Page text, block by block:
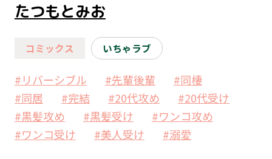
たつもとみお
コミックス いちゃラブ
#リバーシブル #先輩後輩
#同棲
#同居
#完結 #20代攻め
#20代受け
#黒髪攻め
#黒髪受け
#ワンコ攻め
#ワンコ受け
#美人受け #溺愛